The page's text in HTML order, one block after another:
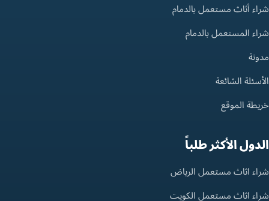
شراء أثاث مستعمل بالدمام
شراء المستعمل بالدمام
مدونة
الأسئلة الشائعة
خريطة الموقع
الدول الأكثر طلباً
شراء اثاث مستعمل الرياض
شراء اثاث مستعمل الكويت